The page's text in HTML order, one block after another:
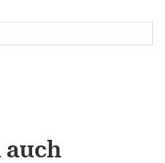
auch